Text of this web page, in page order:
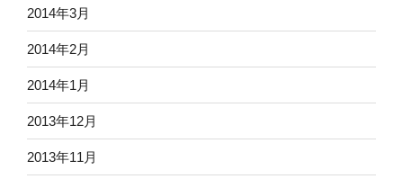
2014年3月
2014年2月
2014年1月
2013年12月
2013年11月